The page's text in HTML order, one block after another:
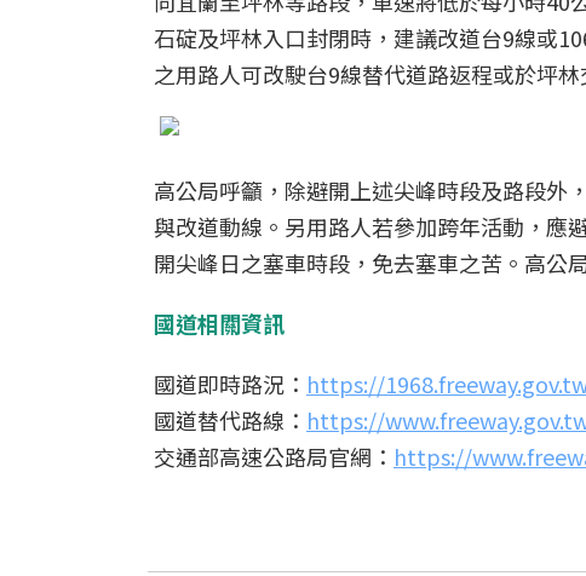
石碇及坪林入口封閉時，建議改道台9線或
之用路人可改駛台9線替代道路返程或於坪
高公局呼籲，除避開上述尖峰時段及路段外
與改道動線。另用路人若參加跨年活動，應
開尖峰日之塞車時段，免去塞車之苦。高公
國道相關資訊
國道即時路況： https://
國道替代路線： https://
交通部高速公路局官網： https://